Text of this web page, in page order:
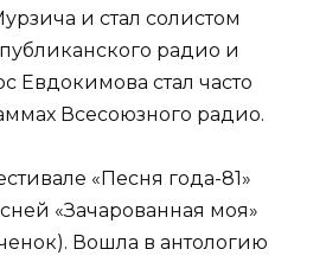
и стал солистом
радио и
Евдокимова стал часто
Всесоюзного радио.
«Песня года-81»
«Зачарованная моя»
Вошла в антологию